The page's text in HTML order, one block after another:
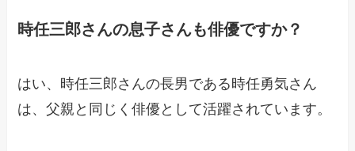
時任三郎さんの息子さんも俳優ですか？
はい、時任三郎さんの長男である時任勇気さん
は、父親と同じく俳優として活躍されています。